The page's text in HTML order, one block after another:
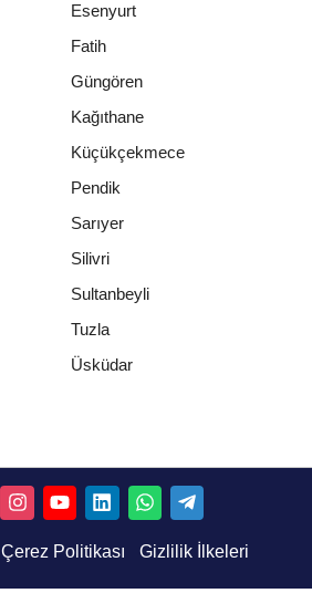
Esenyurt
Fatih
Güngören
Kağıthane
Küçükçekmece
Pendik
Sarıyer
Silivri
Sultanbeyli
Tuzla
Üsküdar
Çerez Politikası Gizlilik İlkeleri